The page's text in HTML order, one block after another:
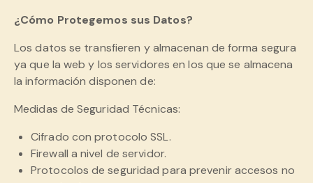
¿Cómo Protegemos sus Datos?
Los datos se transfieren y almacenan de forma segura
ya que la web y los servidores en los que se almacena
la información disponen de:
Medidas de Seguridad Técnicas:
Cifrado con protocolo SSL.
Firewall a nivel de servidor.
Protocolos de seguridad para prevenir accesos no